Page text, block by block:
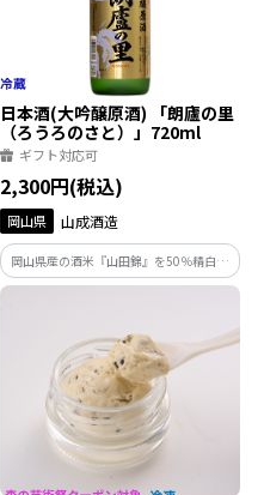
日本酒(大吟醸原酒) 「朗廬の里
（ろうろのさと）」720ml
ギフト対応可
2,300円(税込)
岡山県 山成酒造
岡山県産の酒米『山田錦』を50％精白し
た贅沢な大吟醸酒です。加水していない